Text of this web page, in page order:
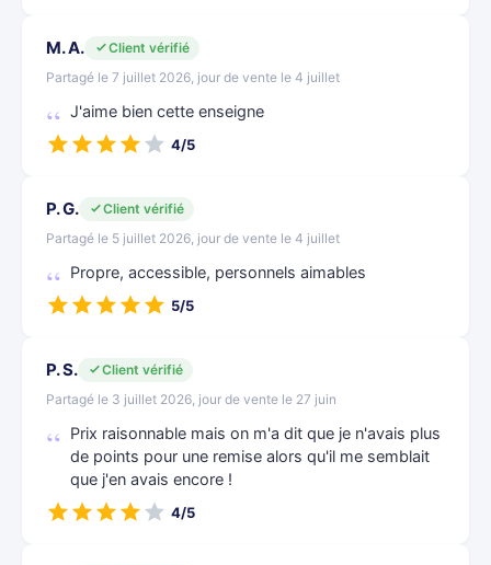
M. A.
Client vérifié
Partagé le 7 juillet 2026, jour de vente le 4 juillet
J'aime bien cette enseigne
4/5
P. G.
Client vérifié
Partagé le 5 juillet 2026, jour de vente le 4 juillet
Propre, accessible, personnels aimables
5/5
P. S.
Client vérifié
Partagé le 3 juillet 2026, jour de vente le 27 juin
Prix raisonnable mais on m'a dit que je n'avais plus
de points pour une remise alors qu'il me semblait
que j'en avais encore !
4/5